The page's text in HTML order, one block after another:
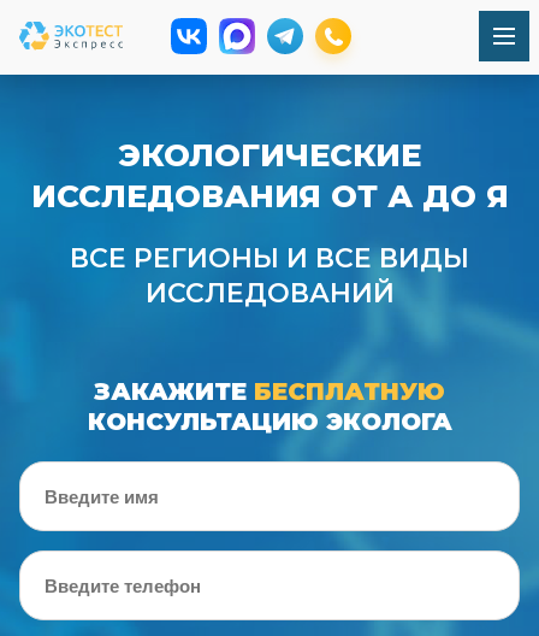
ЭКОЛОГИЧЕСКИЕ
ИССЛЕДОВАНИЯ ОТ А ДО Я
ВСЕ РЕГИОНЫ И ВСЕ ВИДЫ
ИССЛЕДОВАНИЙ
ЗАКАЖИТЕ БЕСПЛАТНУЮ
КОНСУЛЬТАЦИЮ ЭКОЛОГА